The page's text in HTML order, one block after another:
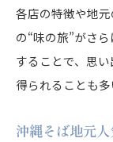
各店の特徴や地
の“味の旅”がさ
することで、思
得られることも多
沖縄そば地元